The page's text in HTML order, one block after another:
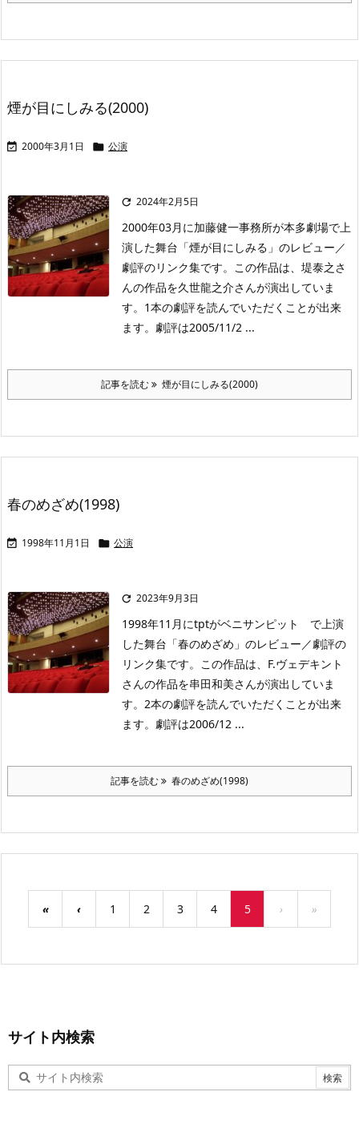
煙が目にしみる(2000)
 2000年3月1日  公演
 2024年2月5日
2000年03月に加藤健一事務所が本多劇場で上
演した舞台「煙が目にしみる」のレビュー／
劇評のリンク集です。この作品は、堤泰之さ
んの作品を久世龍之介さんが演出していま
す。1本の劇評を読んでいただくことが出来
ます。劇評は2005/11/2 ...
記事を読む 煙が目にしみる(2000)
春のめざめ(1998)
 1998年11月1日  公演
 2023年9月3日
1998年11月にtptがベニサンピット で上演
した舞台「春のめざめ」のレビュー／劇評の
リンク集です。この作品は、F.ヴェデキント
さんの作品を串田和美さんが演出していま
す。2本の劇評を読んでいただくことが出来
ます。劇評は2006/12 ...
記事を読む 春のめざめ(1998)
« ‹ 1 2 3 4 5 › »
サイト内検索